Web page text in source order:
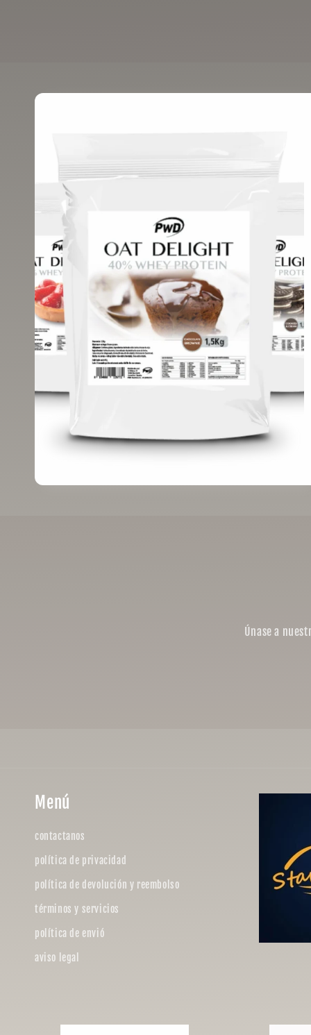
Únase a
Menú
contactanos
política de privacidad
política de devolución y reembolso
términos y servicios
política de envió
aviso legal